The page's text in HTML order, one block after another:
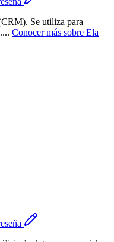
Se utiliza para
... Conocer más sobre Ela